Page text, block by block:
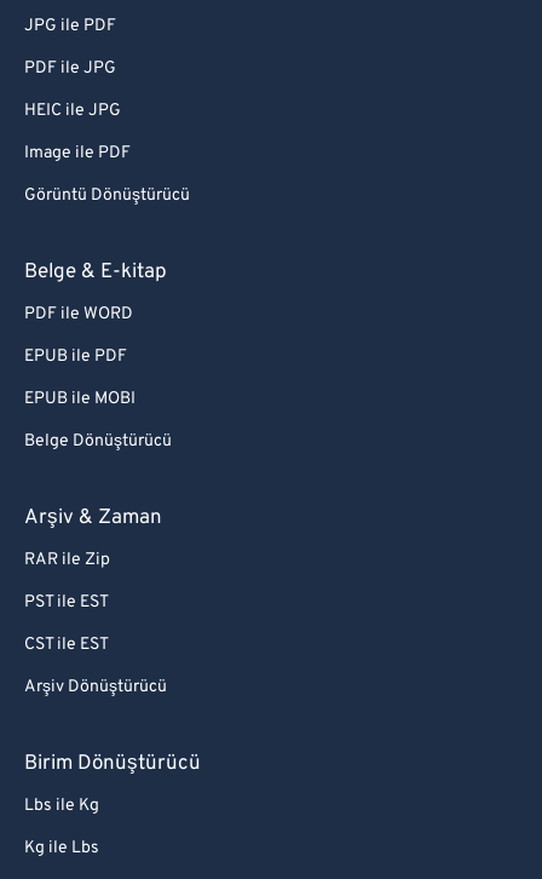
JPG ile PDF
PDF ile JPG
HEIC ile JPG
Image ile PDF
Görüntü Dönüştürücü
Belge & E-kitap
PDF ile WORD
EPUB ile PDF
EPUB ile MOBI
Belge Dönüştürücü
Arşiv & Zaman
RAR ile Zip
PST ile EST
CST ile EST
Arşiv Dönüştürücü
Birim Dönüştürücü
Lbs ile Kg
Kg ile Lbs